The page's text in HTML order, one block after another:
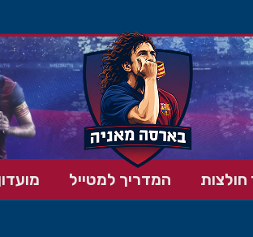
חולצות המדריך למטייל